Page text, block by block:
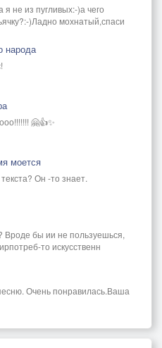
не из пугливых:-)а чего
)Ладно мохнатый,спаси
народа
🤗👍✨
моется
Он -то знает.
Вроде бы ии не пользуешься,
то искусственн
Очень понравилась.Ваша